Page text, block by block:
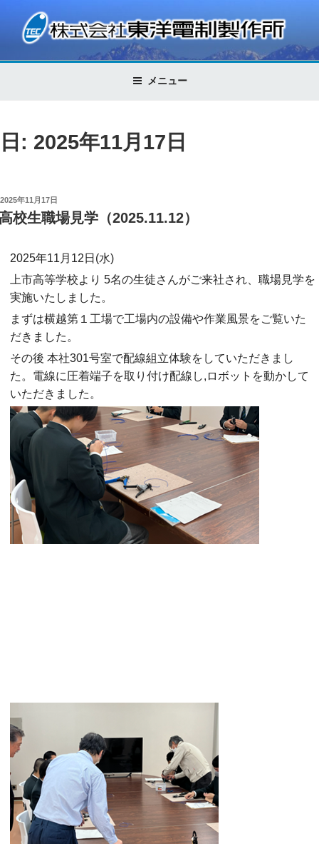
ン
ッ
株式会社東洋電制製作所
Control Technology
メニュー
日: 2025年11月17日
投
稿
日:
2025年11月17日
校生職場見学（2025.11.12）
2025年11月12日(水)
上市高等学校より 5名の生徒さんがご来社され、職場見学を
実施いたしました。
まずは横越第１工場で工場内の設備や作業風景をご覧いた
だきました。
その後 本社301号室で配線組立体験をしていただきまし
た。電線に圧着端子を取り付け配線し,ロボットを動かして
いただきました。